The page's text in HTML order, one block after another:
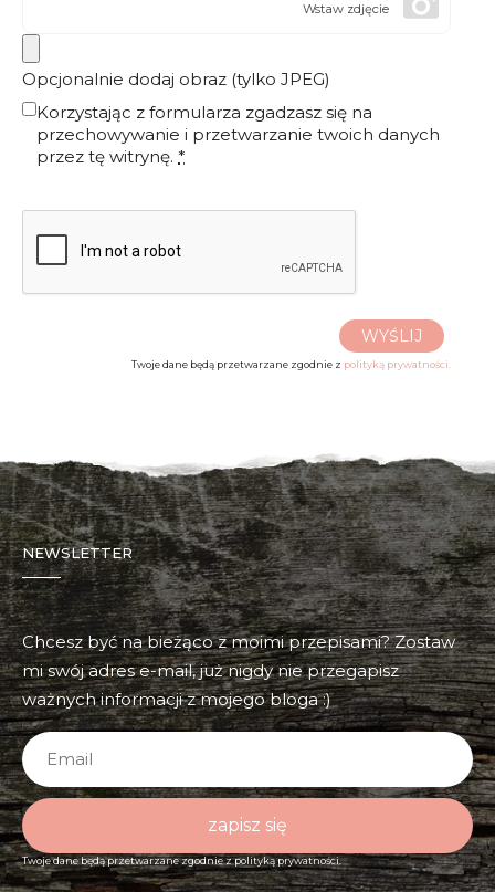
Wstaw zdjęcie
Opcjonalnie dodaj obraz (tylko JPEG)
Korzystając z formularza zgadzasz się na
przechowywanie i przetwarzanie twoich danych
przez tę witrynę. *
WYŚLIJ
Twoje dane będą przetwarzane zgodnie z polityką prywatności.
NEWSLETTER
Chcesz być na bieżąco z moimi przepisami? Zostaw
mi swój adres e-mail, już nigdy nie przegapisz
ważnych informacji z mojego bloga :)
zapisz się
Twoje dane będą przetwarzane zgodnie zpolityką prywatności.